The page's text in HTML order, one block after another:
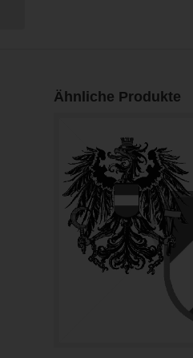
Ähnliche Produkte